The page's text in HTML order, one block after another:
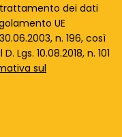
dei dati
UE
n. 196, così
10.08.2018, n. 101
sul